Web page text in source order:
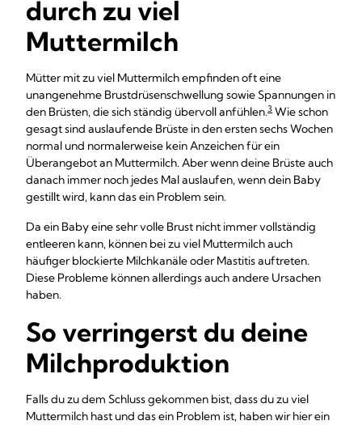
durch zu viel
Muttermilch
Mütter mit zu viel Muttermilch empfinden oft eine
unangenehme Brustdrüsenschwellung sowie Spannungen in
den Brüsten, die sich ständig übervoll anfühlen.3 Wie schon
gesagt sind auslaufende Brüste in den ersten sechs Wochen
normal und normalerweise kein Anzeichen für ein
Überangebot an Muttermilch. Aber wenn deine Brüste auch
danach immer noch jedes Mal auslaufen, wenn dein Baby
gestillt wird, kann das ein Problem sein.
Da ein Baby eine sehr volle Brust nicht immer vollständig
entleeren kann, können bei zu viel Muttermilch auch
häufiger blockierte Milchkanäle oder Mastitis auftreten.
Diese Probleme können allerdings auch andere Ursachen
haben.
So verringerst du deine
Milchproduktion
Falls du zu dem Schluss gekommen bist, dass du zu viel
Muttermilch hast und das ein Problem ist, haben wir hier ein